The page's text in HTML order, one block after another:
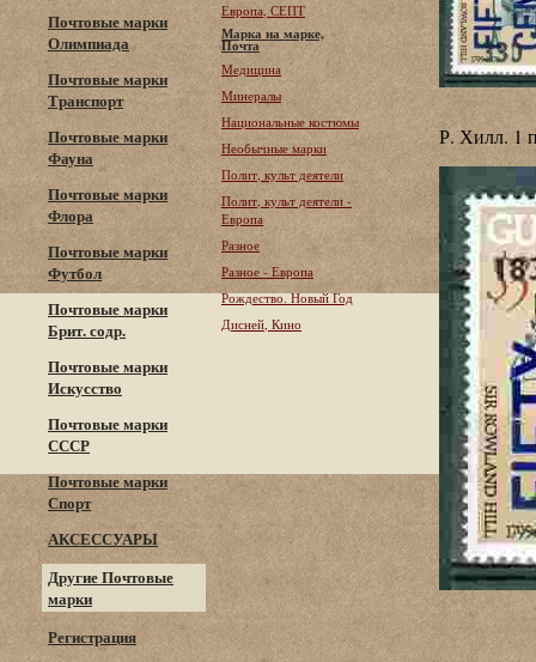
Почтовые марки
Олимпиада
Почтовые марки
Транспорт
Почтовые марки
Фауна
Почтовые марки
Флора
Почтовые марки
Футбол
Почтовые марки
Брит. содр.
Почтовые марки
Искусство
Почтовые марки
СССР
Почтовые марки
Спорт
АКСЕССУАРЫ
Другие Почтовые
марки
Регистрация
Европа, СЕПТ
Марка на марке,
Почта
Медицина
Минералы
Национальные костюмы
Необычные марки
Полит, культ деятели
Полит, культ деятели -
Европа
Разное
Разное - Европа
Рождество. Новый Год
Дисней, Кино
Р. Хилл. 1